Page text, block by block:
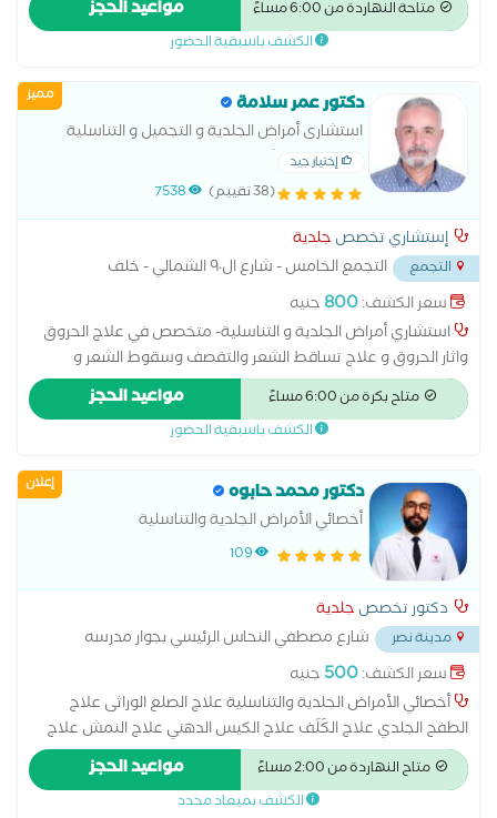
متخصص فى جميع الخدمات التجميلية الفيلر و البوتكس و البلازما
متاحة النهاردة من 6:00 مساءً مواعيد الحجز
الكشف باسبقية الحضور
مميز دكتور عمر سلامة
استشارى أمراض الجلدية و التجميل و التناسلية
-جامعة عين شمس
إختيار جيد
(38 تقييم) 7538
إستشاري تخصص جلدية
التجمع
التجمع الخامس - شارع ال٩٠ الشمالي - خلف
المستشفي الجوي...سعر الكشف:800جنيه
استشاري أمراض الجلدية و التناسلية- متخصص في علاج الحروق
واثار الحروق و علاج تساقط الشعر والتقصف وسقوط الشعر و
الأكزيما وعلاج حساسية الجلد - وازالة الزوائد الجلدية بالكى و
متخصص فى جميع الخدمات التجميلية الفيلر و البوتكس و البلازما
والميزوثيرابى استشاري الجلدية و التناسلية بمستشفى الكهرباء و
متاح بكرة من 6:00 مساءً مواعيد الحجز
الكشف باسبقية الحضور
إعلان دكتور محمد حابوه
أخصائي الأمراض الجلدية والتناسلية
109
دكتور تخصص جلدية
مدينة نصر
شارع مصطفي النحاس الرئيسي بجوار مدرسه
المنهل...
سعر الكشف:500 جنيه
أخصائي الأمراض الجلدية والتناسلية علاج الصلع الوراثى علاج
الطفح الجلدي علاج الكَلَف علاج الكيس الدهني علاج النمش علاج
سقوط الشعر للسيدات علاج عين السمكة علاج فطريات الاظافر عمل
الغمازاتمتاح النهاردة من 2:00 مساءً مواعيد الحجز
الكشف بميعاد محدد